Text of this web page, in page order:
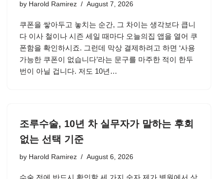
by Harold Ramirez August 7, 2026
쿠폰을 쌓아두고 놓치는 순간, 그 차이는 생각보다 큽니
다 이사 철이나 시즌 세일 때마다 오늘의집 앱을 열어 쿠
폰함을 확인하시죠. 그런데 막상 결제하려고 하면 ‘사용
가능한 쿠폰이 없습니다’라는 문구를 마주한 적이 한두
번이 아닐 겁니다. 저도 10년…
조루수술, 10년 차 실무자가 말하는 후회
없는 선택 기준
by Harold Ramirez August 6, 2026
수술 전에 반드시 확인할 세 가지 숫자 제가 병원에서 상